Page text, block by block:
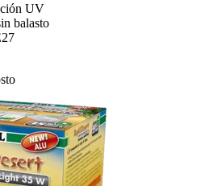
UV
balasto